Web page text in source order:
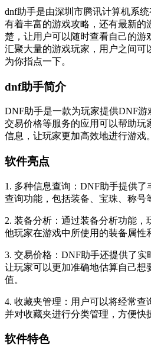
dnf助手是由深圳市腾讯计算机系
有着丰富的游戏攻略，还有最新的
楚，让用户可以随时查看自己的游
汇聚大量的游戏玩家，用户之间可
为你指点一下。
dnf助手简介
DNF助手是一款为玩家提供DNF游
交易价格等服务的应用可以帮助玩
信息，让玩家更加高效地进行游戏。
软件亮点
1. 多种信息查询：DNF助手提供了
查询功能，包括装备、宝珠、称号
2. 装备分析：通过装备分析功能
他玩家在游戏中所使用的装备属性
3. 交易价格：DNF助手还提供了实
让玩家可以更加准确地估算自己想
值。
4. 收藏夹管理：用户可以将经常查
并对收藏夹进行分类管理，方便快
软件特色